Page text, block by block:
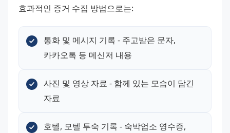
효과적인 증거 수집 방법으로는:
통화 및 메시지 기록 - 주고받은 문자,
카카오톡 등 메신저 내용
사진 및 영상 자료 - 함께 있는 모습이 담긴
자료
호텔, 모텔 투숙 기록 - 숙박업소 영수증,